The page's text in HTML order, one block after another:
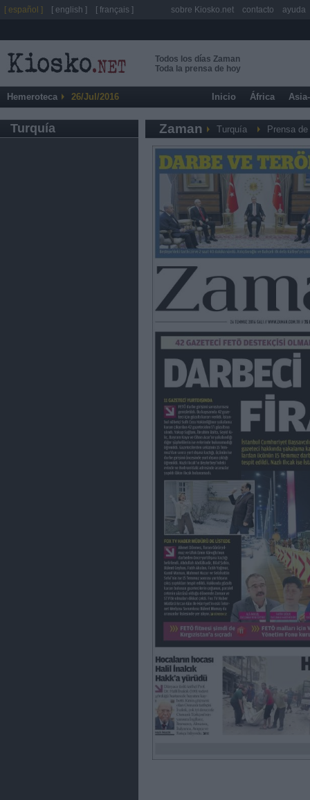
Todos los días Zaman
Toda la prensa de hoy
Hemeroteca 26/Jul/2016 Inicio África
Turquía Zaman Turquía Prensa
[ español ] [ english ] [ français ] sobre Kiosko.net contacto ayuda